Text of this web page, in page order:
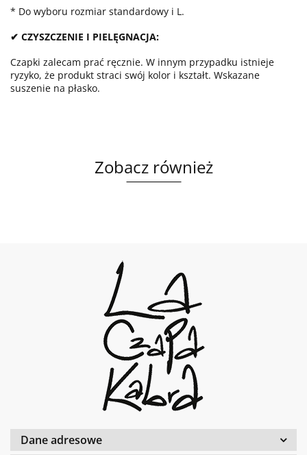
* Do wyboru rozmiar standardowy i L.
✔ CZYSZCZENIE I PIELĘGNACJA:
Czapki zalecam prać ręcznie. W innym przypadku istnieje
ryzyko, że produkt straci swój kolor i kształt. Wskazane
suszenie na płasko.
Zobacz również
Dane adresowe